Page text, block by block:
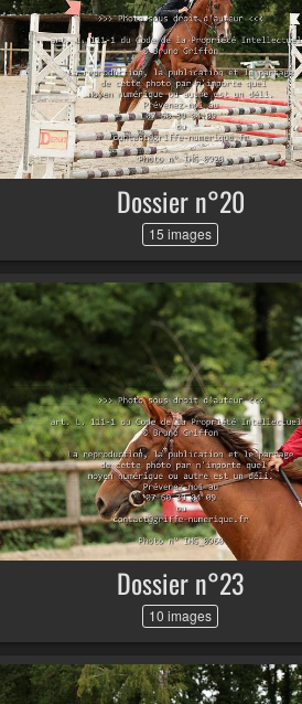
Dossier n°20
15 images
Dossier n°23
10 images